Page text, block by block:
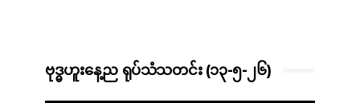
ဗုဒ္ဓဟူးနေ့ည ရုပ်သံသတင်း (၁၃-၅-၂၆)